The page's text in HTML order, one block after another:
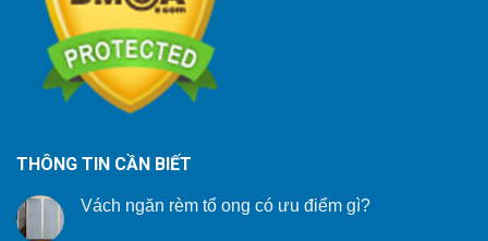
THÔNG TIN CẦN BIẾT
Vách ngăn rèm tổ ong có ưu điểm gì?